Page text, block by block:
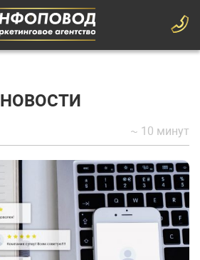
НОВОСТИ
~ 10 минут